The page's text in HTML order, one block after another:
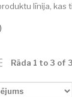
līnija, kas
Rāda 1 to 3 of